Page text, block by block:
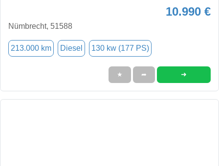
10.990 €
Nümbrecht, 51588
213.000 km Diesel 130 kw (177 PS)
★ ➦ ➜